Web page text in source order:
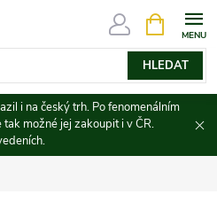
HLEDAT
NÁKUPNÍ
KOŠÍK
i na český trh. Po fenomenálním
možné jej zakoupit i v ČR.